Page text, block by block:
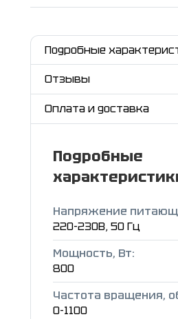
Подробные
Отзывы
Оплата и доставка
Подробные
Напряжение
220-230В, 50 Гц
Мощность, Вт:
800
Частота вращения,
0-1100